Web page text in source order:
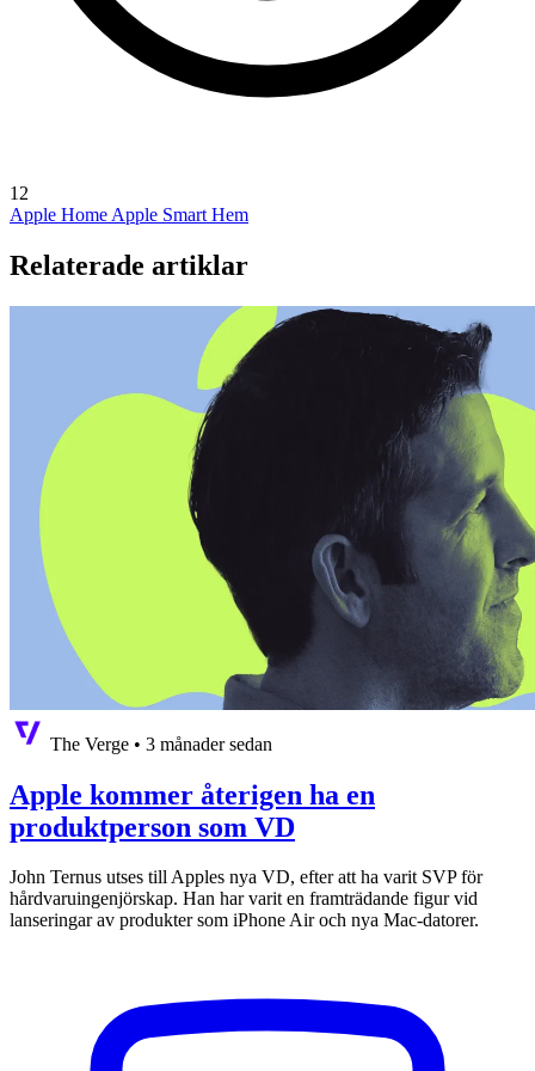
12
Apple Home Apple Smart Hem
Relaterade artiklar
The Verge • 3 månader sedan
Apple kommer återigen ha en
produktperson som VD
John Ternus utses till Apples nya VD, efter att ha varit SVP för
hårdvaruingenjörskap. Han har varit en framträdande figur vid
lanseringar av produkter som iPhone Air och nya Mac-datorer.